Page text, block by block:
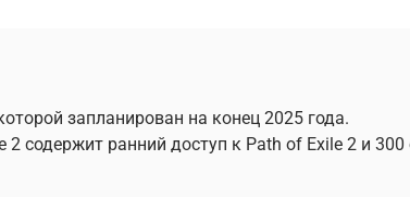
запланирован на конец 2025 года.
содержит ранний доступ к Path of Exile 2 и 300